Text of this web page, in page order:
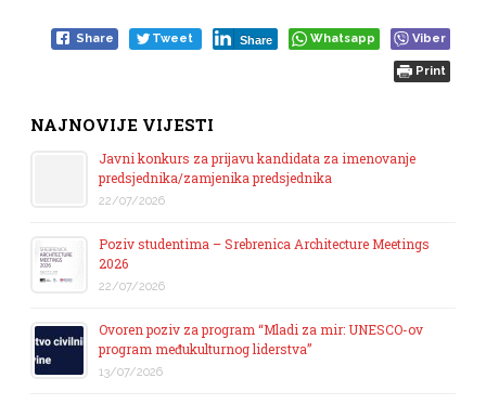
Share Tweet Share Whatsapp Viber
Print
NAJNOVIJE VIJESTI
Javni konkurs za prijavu kandidata za imenovanje
predsjednika/zamjenika predsjednika
22/07/2026
Poziv studentima – Srebrenica Architecture Meetings
2026
22/07/2026
Ovoren poziv za program “Mladi za mir: UNESCO-ov
program međukulturnog liderstva”
13/07/2026